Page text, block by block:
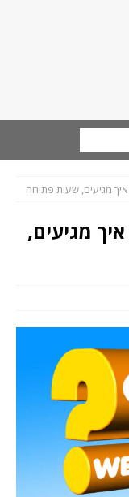
מגיעים, שעות פתיחה
מגיעים,